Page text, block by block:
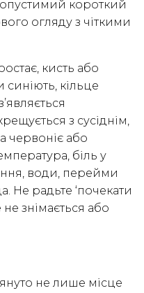
короткий
огляду з чіткими
кисть або
синіють, кільце
з сусіднім,
червоніє або
біль у
води, перейми
Не радьте ‘почекати
знімається або
не лише місце